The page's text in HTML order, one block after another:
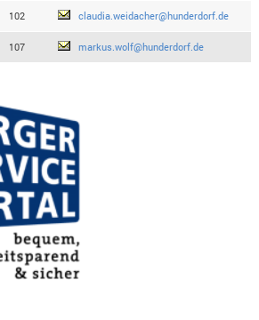
102 claudia.weidacher@hunderdorf.de
107 markus.wolf@hunderdorf.de